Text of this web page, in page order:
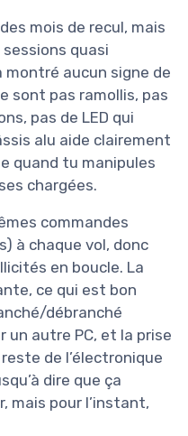
mois de recul, mais
quasi
montré aucun signe de
sont pas ramollis, pas
pas de LED qui
alu aide clairement
quand tu manipules
chargées.
commandes
à chaque vol, donc
en boucle. La
ce qui est bon
débranché
autre PC, et la prise
reste de l’électronique
dire que ça
mais pour l’instant,